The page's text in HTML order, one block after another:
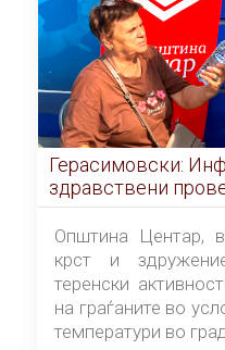
Герасимовски:
здравствени
граѓаните во
Општина Центар,
крст и
теренски
на граѓаните во
температури во